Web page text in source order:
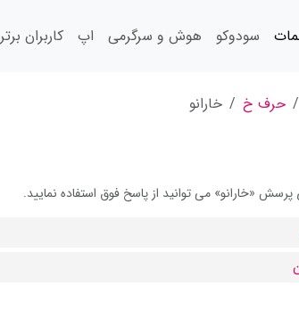
سودوکو هوش و سرگرمی اپ کاربران برتر
حرف خ خارانو
«خارانو» می توانید از پاسخ فوق استفاده نمایید.